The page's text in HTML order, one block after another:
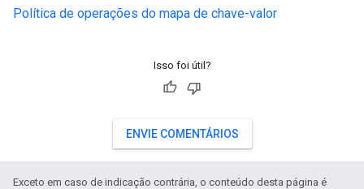
Política de operações do mapa de chave-valor
Isso foi útil?
ENVIE COMENTÁRIOS
Exceto em caso de indicação contrária, o conteúdo desta página é